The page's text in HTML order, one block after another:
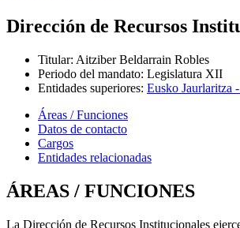
Dirección de Recursos
Titular: Aitziber Beldarrain Robles
Periodo del mandato: Legislatura XII
Entidades superiores: Eusko Jaurlaritza
Áreas / Funciones
Datos de contacto
Cargos
Entidades relacionadas
ÁREAS / FUNCIONES
La Dirección de Recursos Institucionales